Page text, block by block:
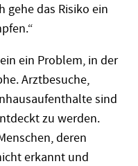
gehe das Risiko ein
ein Problem, in der
Arztbesuche,
sind
zu werden.
deren
erkannt und